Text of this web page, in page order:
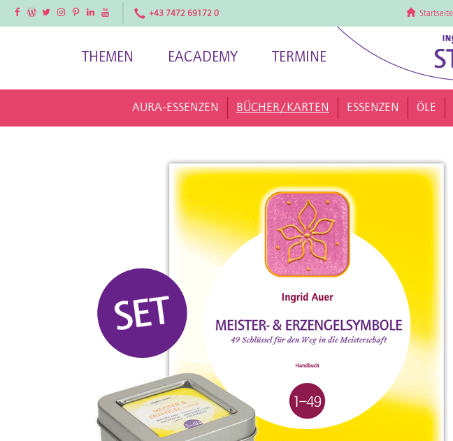
FacebookFacebookTwitterInstagramPinterestLinkedInYouTube +43 7472 69172 0 Startseite
THEMEN EACADEMY TERMINE
AURA-ESSENZEN BÜCHER/KARTEN ESSENZEN ÖLE